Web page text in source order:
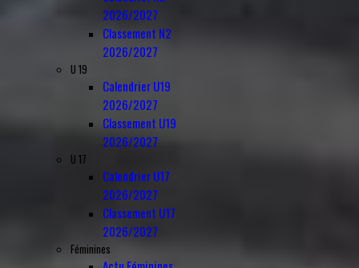
2026/2027
Classement N2
2026/2027
U 19
Calendrier U19
2026/2027
Classement U19
2026/2027
U 17
Calendrier U17
2026/2027
Classement U17
2026/2027
Féminines